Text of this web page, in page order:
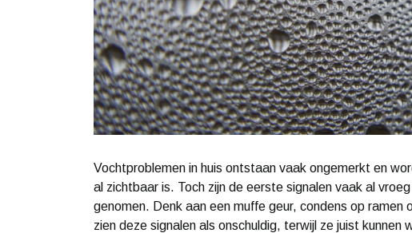
Vochtproblemen in huis ontstaan vaak ongemerkt en
al zichtbaar is. Toch zijn de eerste signalen vaak al
genomen. Denk aan een muffe geur, condens op ramen
zien deze signalen als onschuldig, terwijl ze juist